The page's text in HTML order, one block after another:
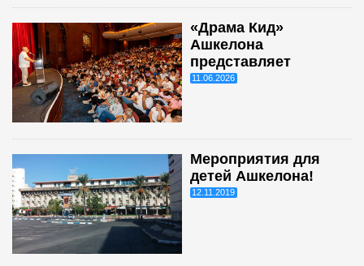
«Драма Кид»
Ашкелона
представляет
11.06.2026
Мероприятия для
детей Ашкелона!
12.11.2019